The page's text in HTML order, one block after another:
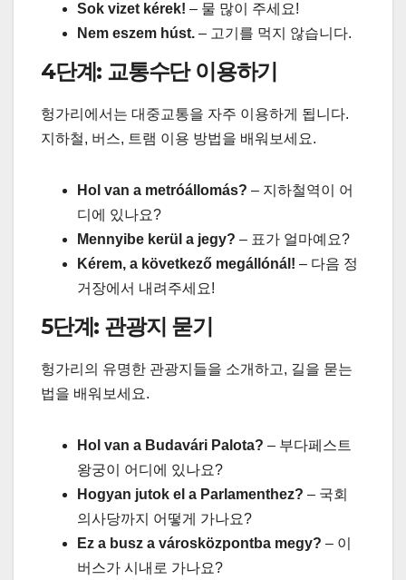
Sok vizet kérek! – 물 많이 주세요!
Nem eszem húst. – 고기를 먹지 않습니다.
4단계: 교통수단 이용하기
헝가리에서는 대중교통을 자주 이용하게 됩니다.
지하철, 버스, 트램 이용 방법을 배워보세요.
Hol van a metróállomás? – 지하철역이 어
디에 있나요?
Mennyibe kerül a jegy? – 표가 얼마예요?
Kérem, a következő megállónál! – 다음 정
거장에서 내려주세요!
5단계: 관광지 묻기
헝가리의 유명한 관광지들을 소개하고, 길을 묻는
법을 배워보세요.
Hol van a Budavári Palota? – 부다페스트
왕궁이 어디에 있나요?
Hogyan jutok el a Parlamenthez? – 국회
의사당까지 어떻게 가나요?
Ez a busz a városközpontba megy? – 이
버스가 시내로 가나요?